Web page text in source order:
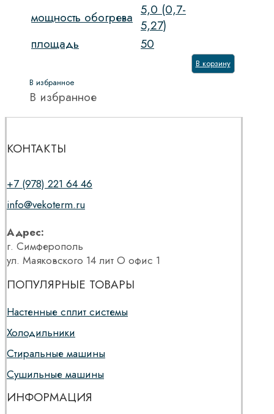
мощность обогрева 5,0 (0,7-
5,27)
площадь
50
В корзину
В избранное
В избранное
КОНТАКТЫ
+7 (978) 221 64 46
info@vekoterm.ru
Адрес:
г. Симферополь
ул. Маяковского 14 лит О офис 1
ПОПУЛЯРНЫЕ ТОВАРЫ
Настенные сплит системы
Холодильники
Стиральные машины
Сушильные машины
ИНФОРМАЦИЯ